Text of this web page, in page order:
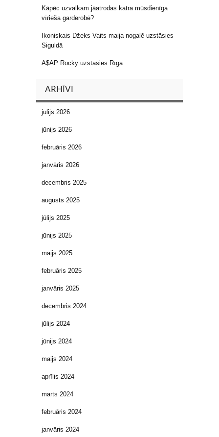
Kāpēc uzvalkam jāatrodas katra mūsdienīga
vīrieša garderobē?
Ikoniskais Džeks Vaits maija nogalē uzstāsies
Siguldā
A$AP Rocky uzstāsies Rīgā
ARHĪVI
jūlijs 2026
jūnijs 2026
februāris 2026
janvāris 2026
decembris 2025
augusts 2025
jūlijs 2025
jūnijs 2025
maijs 2025
februāris 2025
janvāris 2025
decembris 2024
jūlijs 2024
jūnijs 2024
maijs 2024
aprīlis 2024
marts 2024
februāris 2024
janvāris 2024